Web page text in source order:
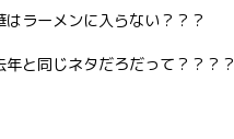
ラーメンに入らない？？？
と同じネタだろだって？？？？